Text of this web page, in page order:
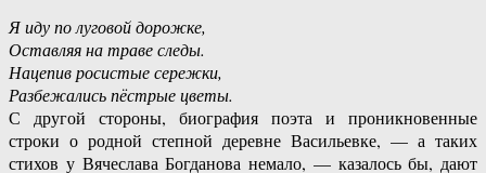
Я иду по луговой дорожке,
Оставляя на траве следы.
Нацепив росистые сережки,
Разбежались пёстрые цветы.
С другой стороны, биография поэта и проникновенные
строки о родной степной деревне Васильевке, — а таких
стихов у Вячеслава Богданова немало, — казалось бы, дают